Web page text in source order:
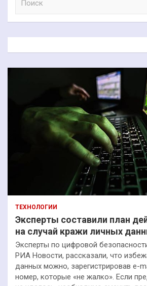
к
ТЕХНОЛОГИИ
Эксперты составили план
на случай кражи личных
Эксперты по цифровой
РИА Новости, рассказали, что
данных можно, зарегистрировав e-
номер, которые «не жалко». Если